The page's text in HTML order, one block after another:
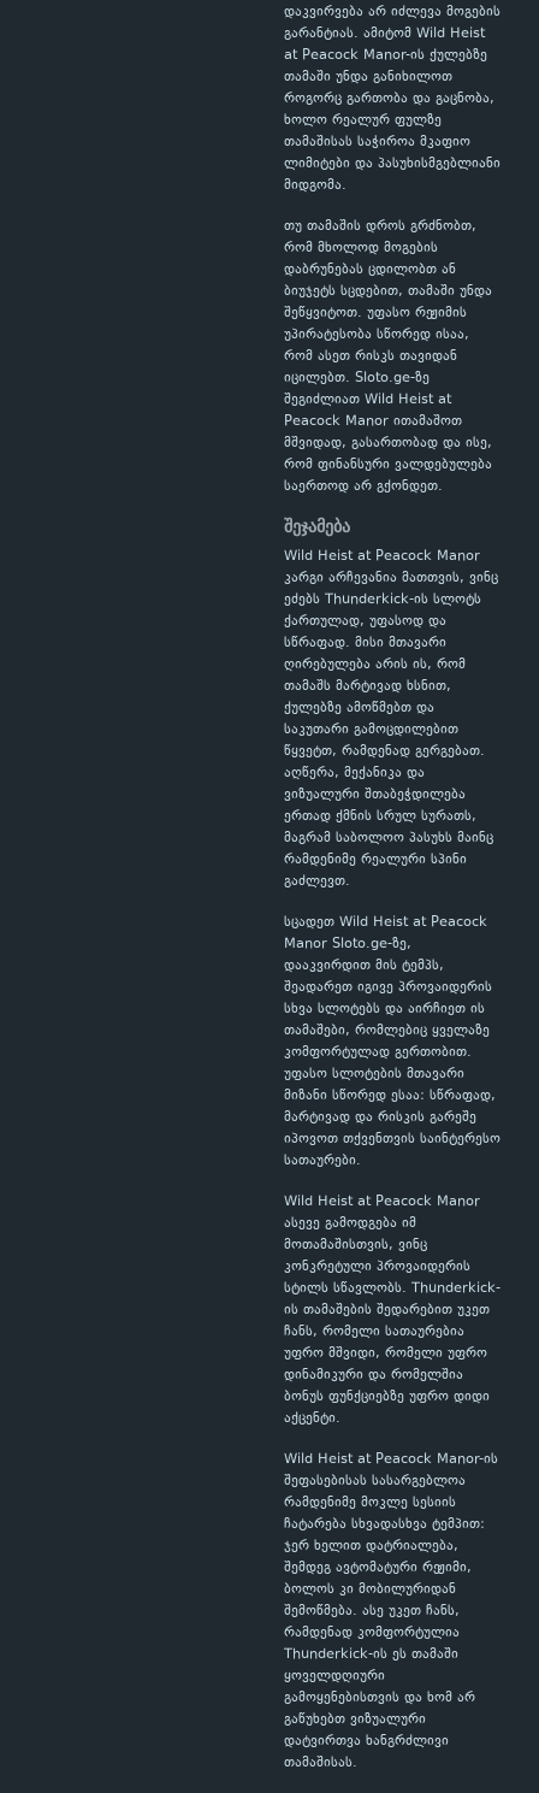
დაკვირვება არ იძლევა მოგების
გარანტიას. ამიტომ Wild Heist
at Peacock Manor-ის ქულებზე
თამაში უნდა განიხილოთ
როგორც გართობა და გაცნობა,
ხოლო რეალურ ფულზე
თამაშისას საჭიროა მკაფიო
ლიმიტები და პასუხისმგებლიანი
მიდგომა.
თუ თამაშის დროს გრძნობთ,
რომ მხოლოდ მოგების
დაბრუნებას ცდილობთ ან
ბიუჯეტს სცდებით, თამაში უნდა
შეწყვიტოთ. უფასო რეჟიმის
უპირატესობა სწორედ ისაა,
რომ ასეთ რისკს თავიდან
იცილებთ. Sloto.ge-ზე
შეგიძლიათ Wild Heist at
Peacock Manor ითამაშოთ
მშვიდად, გასართობად და ისე,
რომ ფინანსური ვალდებულება
საერთოდ არ გქონდეთ.
შეჯამება
Wild Heist at Peacock Manor
კარგი არჩევანია მათთვის, ვინც
ეძებს Thunderkick-ის სლოტს
ქართულად, უფასოდ და
სწრაფად. მისი მთავარი
ღირებულება არის ის, რომ
თამაშს მარტივად ხსნით,
ქულებზე ამოწმებთ და
საკუთარი გამოცდილებით
წყვეტთ, რამდენად გერგებათ.
აღწერა, მექანიკა და
ვიზუალური შთაბეჭდილება
ერთად ქმნის სრულ სურათს,
მაგრამ საბოლოო პასუხს მაინც
რამდენიმე რეალური სპინი
გაძლევთ.
სცადეთ Wild Heist at Peacock
Manor Sloto.ge-ზე,
დააკვირდით მის ტემპს,
შეადარეთ იგივე პროვაიდერის
სხვა სლოტებს და აირჩიეთ ის
თამაშები, რომლებიც ყველაზე
კომფორტულად გერთობით.
უფასო სლოტების მთავარი
მიზანი სწორედ ესაა: სწრაფად,
მარტივად და რისკის გარეშე
იპოვოთ თქვენთვის საინტერესო
სათაურები.
Wild Heist at Peacock Manor
ასევე გამოდგება იმ
მოთამაშისთვის, ვინც
კონკრეტული პროვაიდერის
სტილს სწავლობს. Thunderkick-
ის თამაშების შედარებით უკეთ
ჩანს, რომელი სათაურებია
უფრო მშვიდი, რომელი უფრო
დინამიკური და რომელშია
ბონუს ფუნქციებზე უფრო დიდი
აქცენტი.
Wild Heist at Peacock Manor-ის
შეფასებისას სასარგებლოა
რამდენიმე მოკლე სესიის
ჩატარება სხვადასხვა ტემპით:
ჯერ ხელით დატრიალება,
შემდეგ ავტომატური რეჟიმი,
ბოლოს კი მობილურიდან
შემოწმება. ასე უკეთ ჩანს,
რამდენად კომფორტულია
Thunderkick-ის ეს თამაში
ყოველდღიური
გამოყენებისთვის და ხომ არ
გაწუხებთ ვიზუალური
დატვირთვა ხანგრძლივი
თამაშისას.